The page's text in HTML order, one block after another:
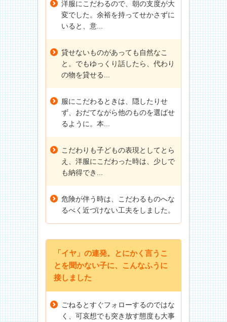
洋服にこだわるので、朝の支度が大
変でした。余裕を持ってせかさずに
いると、意...
貸せないものがあっても自然なこ
と。でもゆっくり話したら、代わり
の物を貸せる...
服にこだわるときは、隠したりせ
ず、おだてながら他のものを選ばせ
るように。本...
こだわりも子どもの表現としてとら
え、洋服にこだわった時は、少しで
も納得でき...
危険が伴う時は、こだわるものへな
るべく近づけない工夫をしました。
「イヤ」の連発。とにかく言うこ
とを聞かない子に、こんなふうに
接しました
ごねるとすぐフォローするのではな
く、可哀想でも突き放す態度も大事